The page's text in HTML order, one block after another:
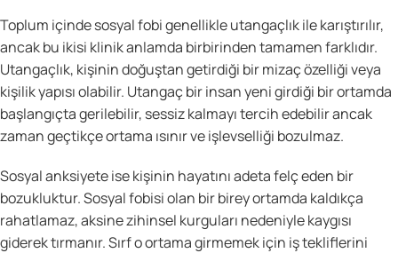
Toplum içinde sosyal fobi genellikle utangaçlık ile karıştırılır,
ancak bu ikisi klinik anlamda birbirinden tamamen farklıdır.
Utangaçlık, kişinin doğuştan getirdiği bir mizaç özelliği veya
kişilik yapısı olabilir. Utangaç bir insan yeni girdiği bir ortamda
başlangıçta gerilebilir, sessiz kalmayı tercih edebilir ancak
zaman geçtikçe ortama ısınır ve işlevselliği bozulmaz.
Sosyal anksiyete ise kişinin hayatını adeta felç eden bir
bozukluktur. Sosyal fobisi olan bir birey ortamda kaldıkça
rahatlamaz, aksine zihinsel kurguları nedeniyle kaygısı
giderek tırmanır. Sırf o ortama girmemek için iş tekliflerini